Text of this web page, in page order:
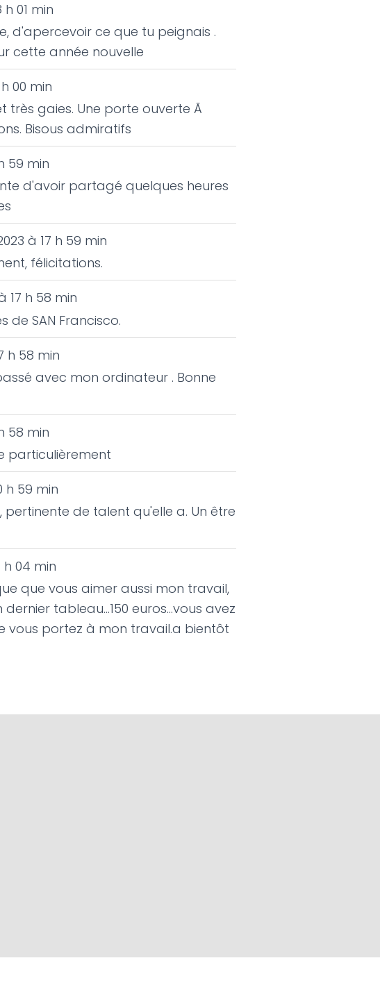
h 01 min
d'apercevoir ce que tu peignais .
cette année nouvelle
h 00 min
très gaies. Une porte ouverte Ã
Bisous admiratifs
59 min
d'avoir partagé quelques heures
à 17 h 59 min
félicitations.
17 h 58 min
de SAN Francisco.
h 58 min
avec mon ordinateur . Bonne
58 min
particulièrement
h 59 min
de talent qu'elle a. Un être
h 04 min
que vous aimer aussi mon travail,
tableau...150 euros...vous avez
vous portez à mon travail.a bientôt